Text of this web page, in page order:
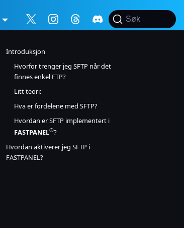
Søk
Introduksjon
Hvorfor trenger jeg SFTP når det
finnes enkel FTP?
Litt teori:
Hva er fordelene med SFTP?
Hvordan er SFTP implementert i
FASTPANEL®?
Hvordan aktiverer jeg SFTP i
FASTPANEL?